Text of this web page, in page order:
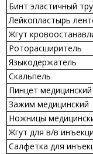
Бинт эластичный
Лейкопластырь
Жгут
Роторасширитель
Языкодержатель
Скальпель
Пинцет медицинский
Зажим медицинский
Ножницы
Жгут для в/в
Салфетка для